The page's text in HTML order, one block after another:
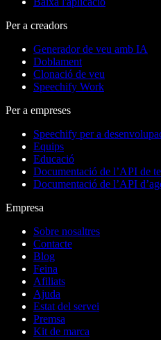
Per a creadors
Generador de veu amb IA
Doblament
Clonació de veu
Speechify Work
Per a empreses
Speechify per a
Equips
Educació
Documentació de l’API de
Documentació de l’API
Empresa
Sobre nosaltres
Contacte
Blog
Feina
Afiliats
Ajuda
Estat del servei
Premsa
Kit de marca